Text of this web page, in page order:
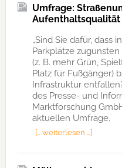
Umfrage:
Aufenthaltsqualität
„Sind Sie dafür, dass
Parkplätze
(z. B. mehr Grün,
Platz für Fußgänger)
Infrastruktur
des Presse- und
Marktforschung
aktuellen Umfrage.
[… weiterlesen …]